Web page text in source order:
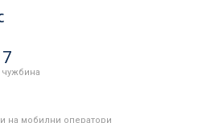
чужбина
на мобилни оператори